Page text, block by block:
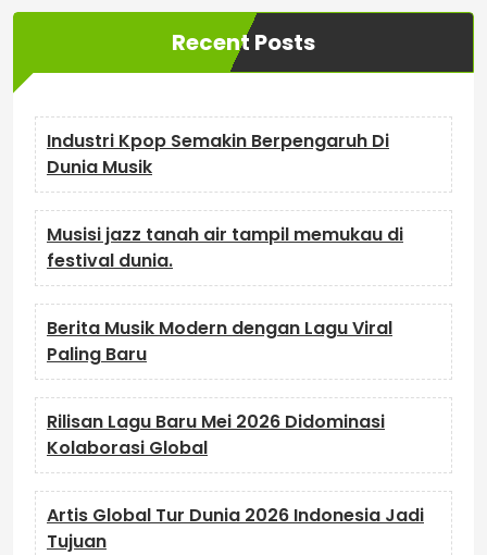
Recent Posts
Industri Kpop Semakin Berpengaruh Di
Dunia Musik
Musisi jazz tanah air tampil memukau di
festival dunia.
Berita Musik Modern dengan Lagu Viral
Paling Baru
Rilisan Lagu Baru Mei 2026 Didominasi
Kolaborasi Global
Artis Global Tur Dunia 2026 Indonesia Jadi
Tujuan